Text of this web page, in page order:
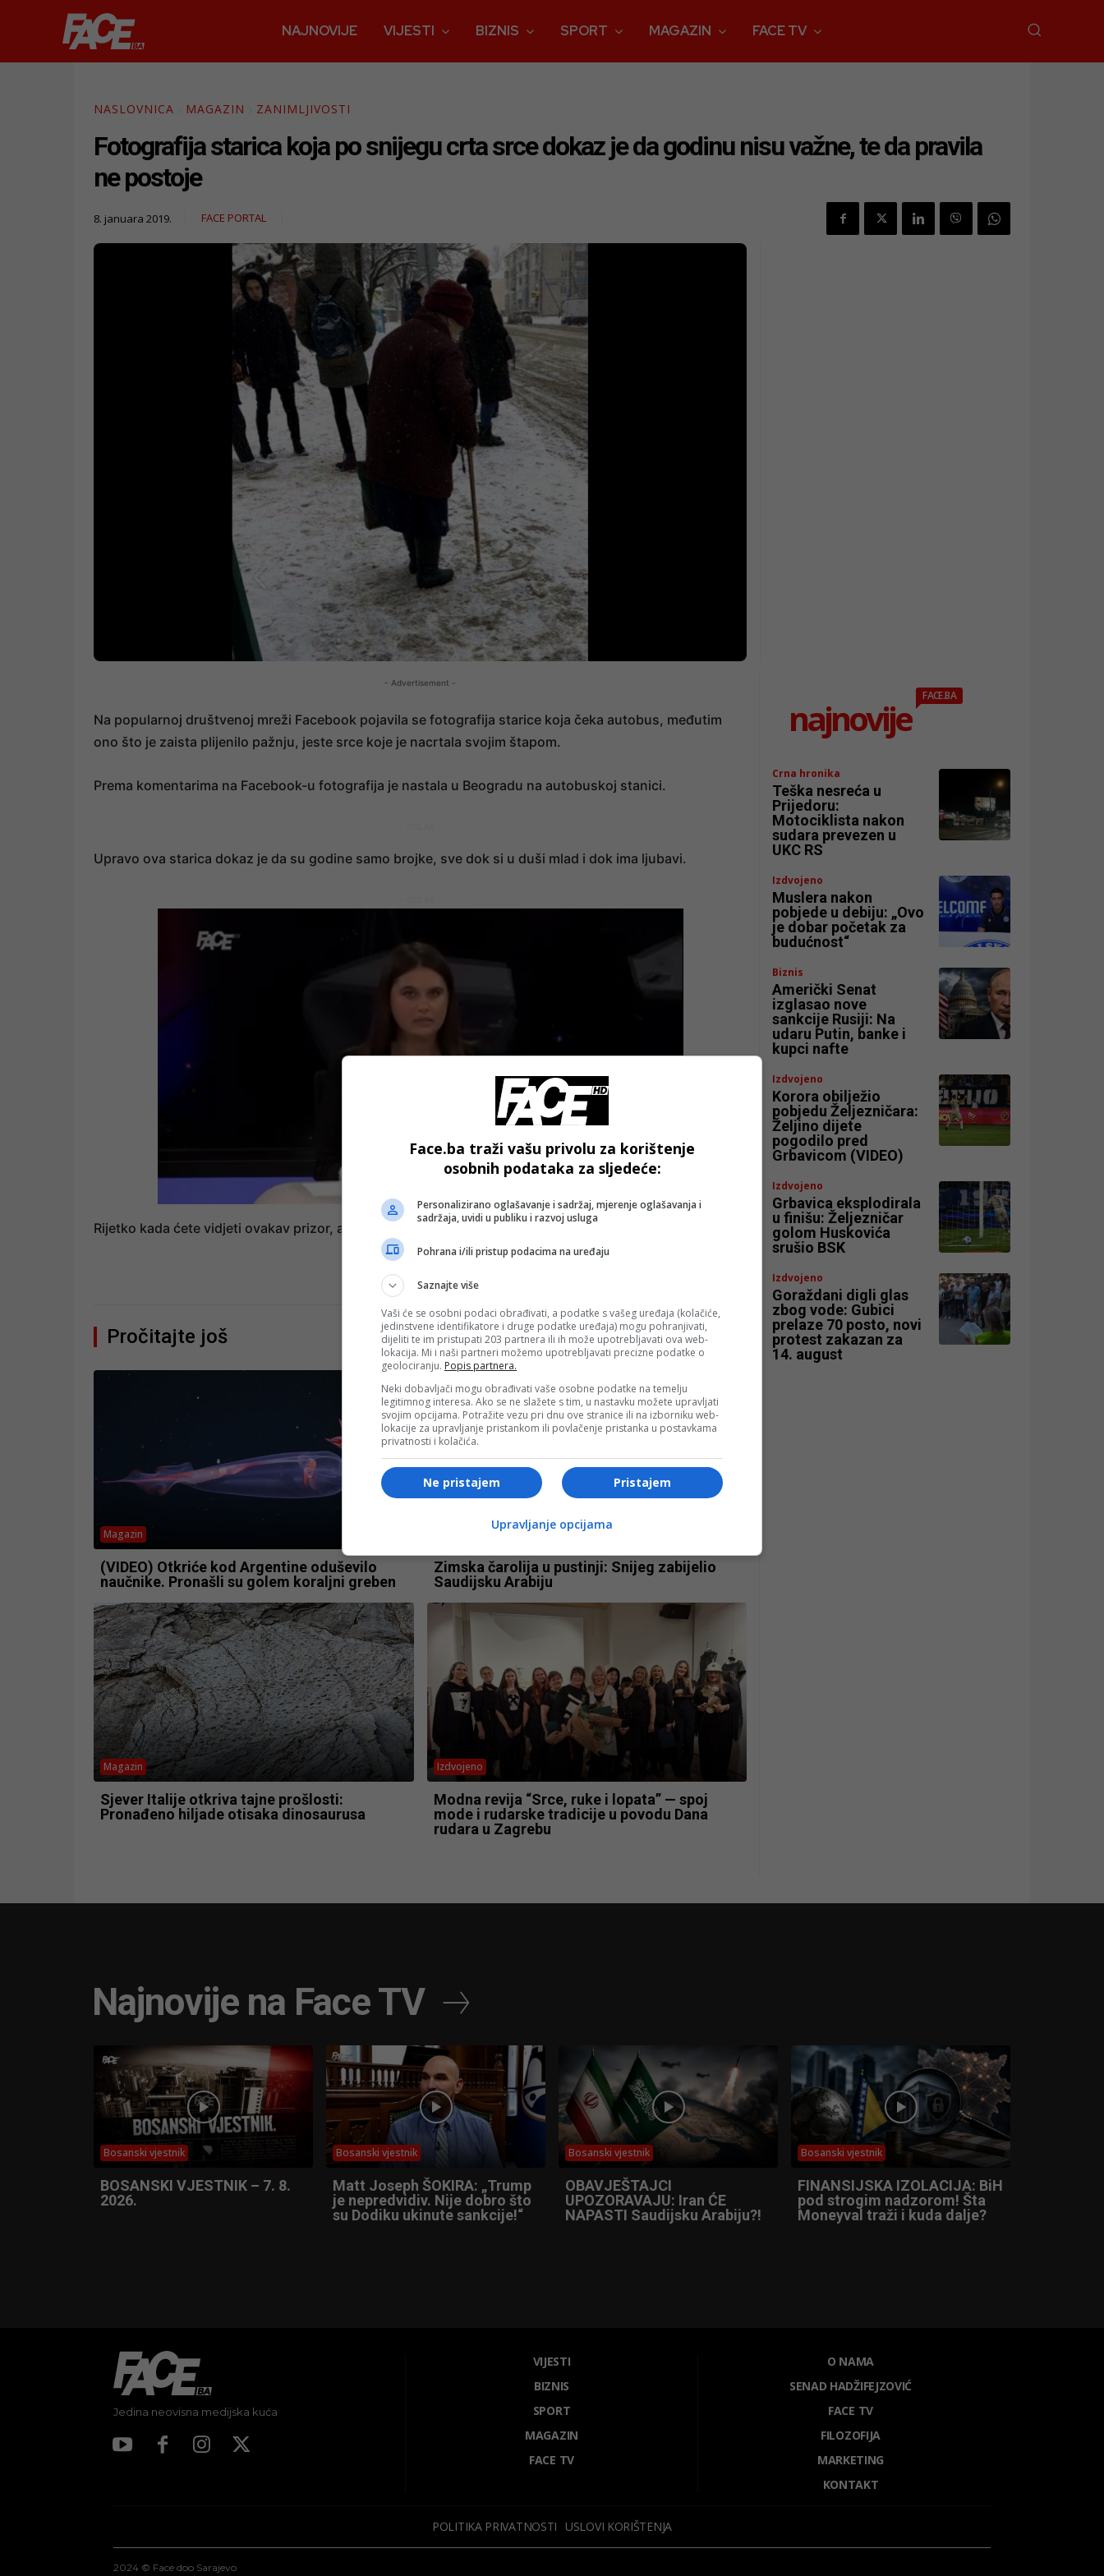
NAJNOVIJE VIJESTI BIZNIS SPORT MAGAZIN FACE TV
NASLOVNICA MAGAZIN ZANIMLJIVOSTI
Fotografija starica koja po snijegu crta srce dokaz je da godinu nisu važne, te da pravila
ne postoje
8. januara 2019. FACE PORTAL
- Advertisement -
Na popularnoj društvenoj mreži Facebook pojavila se fotografija starice koja čeka autobus, međutim
ono što je zaista plijenilo pažnju, jeste srce koje je nacrtala svojim štapom.
Prema komentarima na Facebook-u fotografija je nastala u Beogradu na autobuskoj stanici.
Upravo ova starica dokaz je da su godine samo brojke, sve dok si u duši mlad i dok ima ljubavi.
Rijetko kada ćete vidjeti ovakav prizor, a kako su za nju rekli pobijedila je zimu, mraz, godine i pravila!
Pročitajte još
Magazin
(VIDEO) Otkriće kod Argentine oduševilo
naučnike. Pronašli su golem koraljni greben
Zimska čarolija u pustinji: Snijeg zabijelio
Saudijsku Arabiju
Magazin
Sjever Italije otkriva tajne prošlosti:
Pronađeno hiljade otisaka dinosaurusa
Izdvojeno
Modna revija “Srce, ruke i lopata” — spoj
mode i rudarske tradicije u povodu Dana
rudara u Zagrebu
najnovije
FACE.BA
Crna hronika
Teška nesreća u
Prijedoru:
Motociklista nakon
sudara prevezen u
UKC RS
Izdvojeno
Muslera nakon
pobjede u debiju: „Ovo
je dobar početak za
budućnost“
Biznis
Američki Senat
izglasao nove
sankcije Rusiji: Na
udaru Putin, banke i
kupci nafte
Izdvojeno
Korora obilježio
pobjedu Željezničara:
Željino dijete
pogodilo pred
Grbavicom (VIDEO)
Izdvojeno
Grbavica eksplodirala
u finišu: Željezničar
golom Huskovića
srušio BSK
Izdvojeno
Goraždani digli glas
zbog vode: Gubici
prelaze 70 posto, novi
protest zakazan za
14. august
Najnovije na Face TV
Bosanski vjestnik
BOSANSKI VJESTNIK – 7. 8.
2026.
Bosanski vjestnik
Matt Joseph ŠOKIRA: „Trump
je nepredvidiv. Nije dobro što
su Dodiku ukinute sankcije!“
Bosanski vjestnik
OBAVJEŠTAJCI
UPOZORAVAJU: Iran ĆE
NAPASTI Saudijsku Arabiju?!
Bosanski vjestnik
FINANSIJSKA IZOLACIJA: BiH
pod strogim nadzorom! Šta
Moneyval traži i kuda dalje?
Jedina neovisna medijska kuća
VIJESTI
BIZNIS
SPORT
MAGAZIN
FACE TV
O NAMA
SENAD HADŽIFEJZOVIĆ
FACE TV
FILOZOFIJA
MARKETING
KONTAKT
POLITIKA PRIVATNOSTI USLOVI KORIŠTENJA
2024 © Face doo Sarajevo
Face.ba traži vašu privolu za korištenje
osobnih podataka za sljedeće:
Personalizirano oglašavanje i sadržaj, mjerenje oglašavanja i
sadržaja, uvidi u publiku i razvoj usluga
Pohrana i/ili pristup podacima na uređaju
Saznajte više
Vaši će se osobni podaci obrađivati, a podatke s vašeg uređaja (kolačiće,
jedinstvene identifikatore i druge podatke uređaja) mogu pohranjivati,
dijeliti te im pristupati 203 partnera ili ih može upotrebljavati ova web-
lokacija. Mi i naši partneri možemo upotrebljavati precizne podatke o
geolociranju. Popis partnera.
Neki dobavljači mogu obrađivati vaše osobne podatke na temelju
legitimnog interesa. Ako se ne slažete s tim, u nastavku možete upravljati
svojim opcijama. Potražite vezu pri dnu ove stranice ili na izborniku web-
lokacije za upravljanje pristankom ili povlačenje pristanka u postavkama
privatnosti i kolačića.
Pristajem
Ne pristajem
Upravljanje opcijama